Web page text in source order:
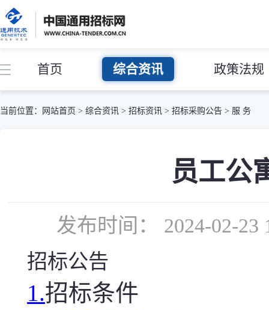
首页 综合资讯 政策法规
当前位置： 网站首页 > 综合资讯 > 招标资讯 > 招标采购公告 > 服 务
员工公
发布时间： 2024-02-
招标公告
1.招标条件